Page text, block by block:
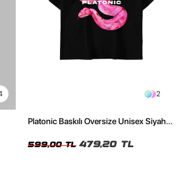
2
Platonic Baskılı Oversize Unisex Siyah
599,00 TL 479,20 TL